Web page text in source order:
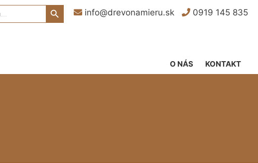
info@drevonamieru.sk 0919 145 835
Search Button
KONTAKT
O NÁS